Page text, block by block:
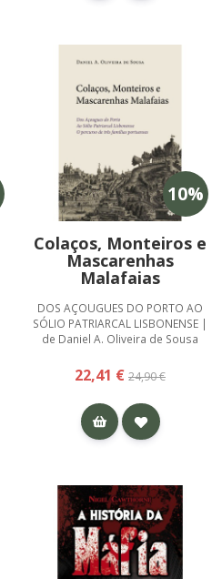
10%
Colaços, Monteiros e
Mascarenhas
Malafaias
DOS AÇOUGUES DO PORTO AO
SÓLIO PATRIARCAL LISBONENSE |
de Daniel A. Oliveira de Sousa
22,41 € 24,90 €